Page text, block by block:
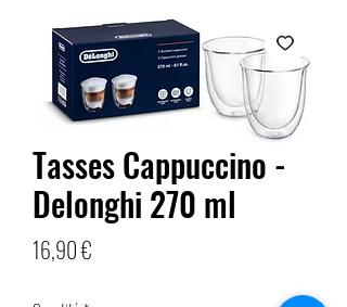
Tasses Cappuccino -
Delonghi 270 ml
16,90 €